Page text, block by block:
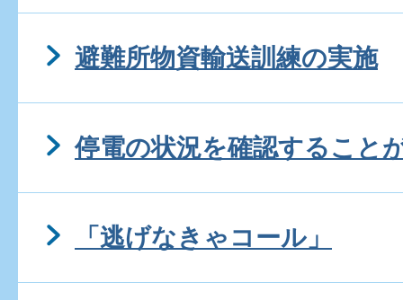
避難所物資輸送訓練の実施
停電の状況を確認すること
「逃げなきゃコール」